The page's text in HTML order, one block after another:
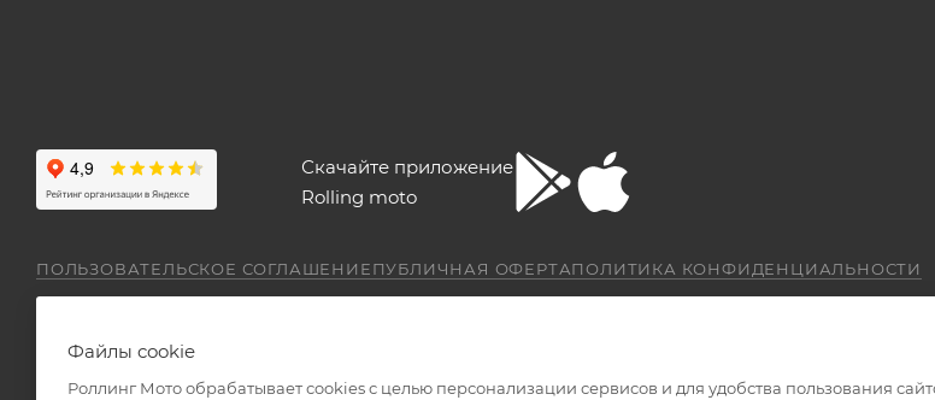
Скачайте приложение
Rolling moto
ПОЛЬЗОВАТЕЛЬСКОЕ СОГЛАШЕНИЕПУБЛИЧНАЯ ОФЕРТАПОЛИТИКА КОНФИДЕНЦИАЛЬНОСТИ
Файлы cookie
Роллинг Мото обрабатывает сookies с целью персонализации сервисов и для удобства пользования